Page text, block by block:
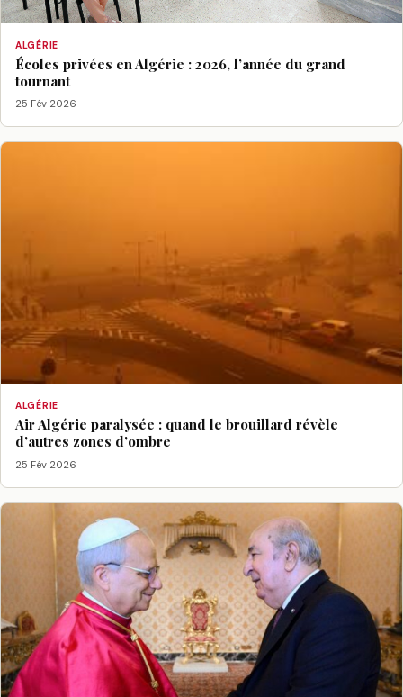
ALGÉRIE
Écoles privées en Algérie : 2026, l’année du grand
tournant
25 Fév 2026
ALGÉRIE
Air Algérie paralysée : quand le brouillard révèle
d’autres zones d’ombre
25 Fév 2026